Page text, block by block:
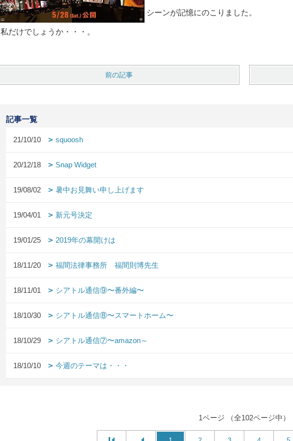
シーンが記憶にのこりました。
私だけでしょうか・・・。
前の記事
記事一覧
21/10/10 squoosh
20/12/18 Snap Widget
19/08/02 暑中お見舞い申し上げます
19/04/01 新元号決定
19/01/25 2019年の幕開けは
18/11/20 福間法律事務所 福間則博先生
18/11/01 シアトル通信⑨〜番外編〜
18/10/30 シアトル通信⑧〜スマートホーム〜
18/10/29 シアトル通信⑦〜amazon～
18/10/10 今週のテーマは・・・
1ページ （全102ページ中）